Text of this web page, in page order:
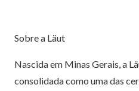
Sobre a Läut
Nascida em Minas Gerais, a
consolidada como uma das